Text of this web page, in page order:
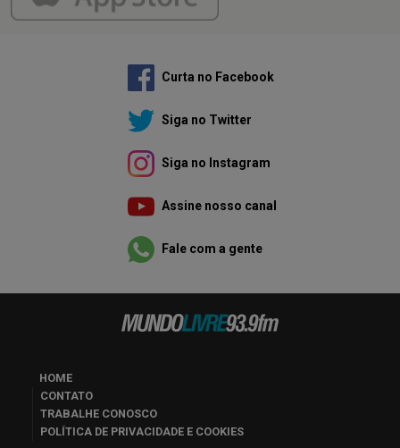
Curta no Facebook
Siga no Twitter
Siga no Instagram
Assine nosso canal
Fale com a gente
HOME
CONTATO
TRABALHE CONOSCO
POLÍTICA DE PRIVACIDADE E COOKIES